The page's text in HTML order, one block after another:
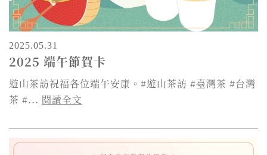
2025.05.31
2025 端午節賀卡
遊山茶訪祝福各位端午安康。#遊山茶訪 #臺灣茶 #台灣
茶 #... 閱讀全文